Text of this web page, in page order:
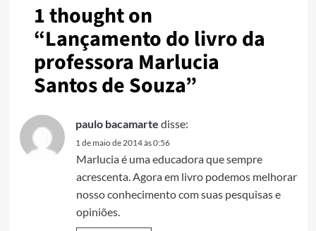
1 thought on
“Lançamento do livro da
professora Marlucia
Santos de Souza”
paulo bacamarte disse:
1 de maio de 2014 às 0:56
Marlucia é uma educadora que sempre
acrescenta. Agora em livro podemos melhorar
nosso conhecimento com suas pesquisas e
opiniões.